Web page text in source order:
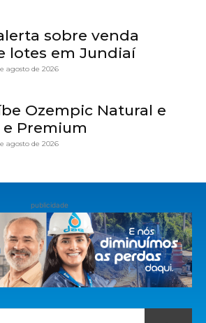
sobre venda
lotes em Jundiaí
agosto de 2026
Ozempic Natural e
Premium
agosto de 2026
publicidade